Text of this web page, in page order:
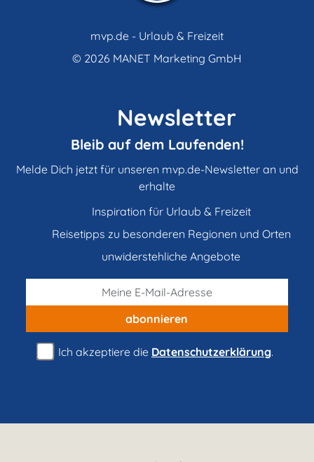
mvp.de - Urlaub & Freizeit
© 2026 MANET Marketing GmbH
Newsletter
Bleib auf dem Laufenden!
Melde Dich jetzt für unseren mvp.de-Newsletter an und
erhalte
Inspiration für Urlaub & Freizeit
Reisetipps zu besonderen Regionen und Orten
unwiderstehliche Angebote
abonnieren
Ich akzeptiere die Datenschutzerklärung.